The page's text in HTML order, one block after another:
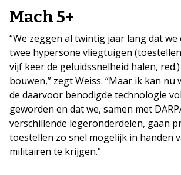
Mach 5+
“We zeggen al twintig jaar lang dat
twee hypersone vliegtuigen
vijf keer de geluidssnelheid halen,
bouwen,” zegt Weiss. “Maar ik kan nu
de daarvoor benodigde technologie
geworden en dat we, samen met
verschillende legeronderdelen, gaan
toestellen zo snel mogelijk in handen
militairen te krijgen.”